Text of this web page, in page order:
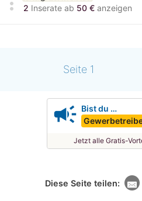
2 Inserate ab 50 € anzeigen
Seite 1
campaign Bist du …
Jetzt alle Gratis-
Diese Seite teilen: